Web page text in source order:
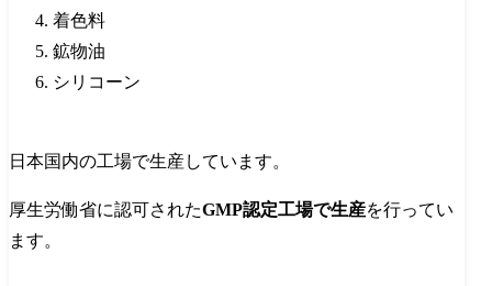
着色料
鉱物油
シリコーン
日本国内の工場で生産しています。
厚生労働省に認可されたGMP認定工場で生産を行ってい
ます。